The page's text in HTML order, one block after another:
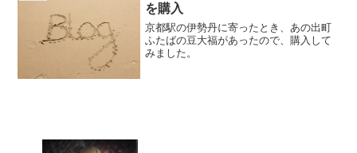
を購入
京都駅の伊勢丹に寄ったとき、あの出町
ふたばの豆大福があったので、購入して
みました。